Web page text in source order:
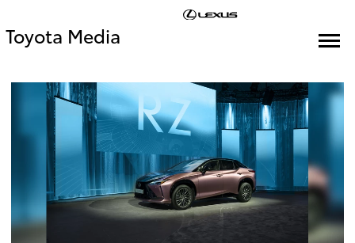
Toyota Media